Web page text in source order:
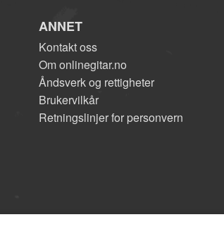
ANNET
Kontakt oss
Om onlinegitar.no
Åndsverk og rettigheter
Brukervilkår
Retningslinjer for personvern